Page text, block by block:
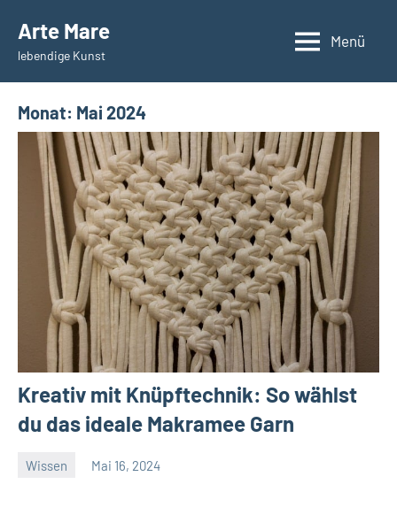
Inhalt
springen
Arte Mare
lebendige Kunst
Menü
Monat: Mai 2024
Kreativ mit Knüpftechnik: So wählst
du das ideale Makramee Garn
Wissen Mai 16, 2024